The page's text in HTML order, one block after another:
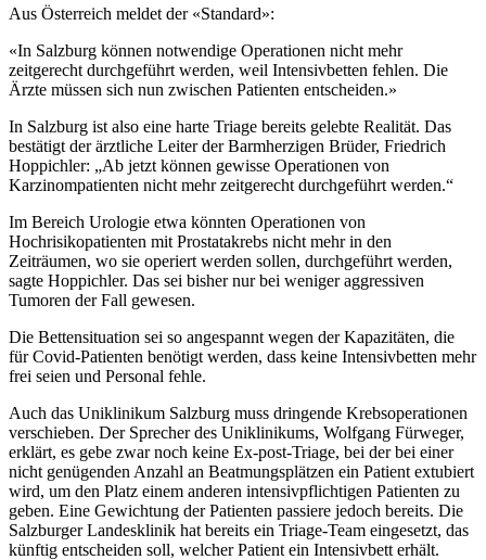
Aus Österreich meldet der «Standard»:
«In Salzburg können notwendige Operationen nicht mehr
zeitgerecht durchgeführt werden, weil Intensivbetten fehlen. Die
Ärzte müssen sich nun zwischen Patienten entscheiden.»
In Salzburg ist also eine harte Triage bereits gelebte Realität. Das
bestätigt der ärztliche Leiter der Barmherzigen Brüder, Friedrich
Hoppichler: „Ab jetzt können gewisse Operationen von
Karzinompatienten nicht mehr zeitgerecht durchgeführt werden.“
Im Bereich Urologie etwa könnten Operationen von
Hochrisikopatienten mit Prostatakrebs nicht mehr in den
Zeiträumen, wo sie operiert werden sollen, durchgeführt werden,
sagte Hoppichler. Das sei bisher nur bei weniger aggressiven
Tumoren der Fall gewesen.
Die Bettensituation sei so angespannt wegen der Kapazitäten, die
für Covid-Patienten benötigt werden, dass keine Intensivbetten mehr
frei seien und Personal fehle.
Auch das Uniklinikum Salzburg muss dringende Krebsoperationen
verschieben. Der Sprecher des Uniklinikums, Wolfgang Fürweger,
erklärt, es gebe zwar noch keine Ex-post-Triage, bei der bei einer
nicht genügenden Anzahl an Beatmungsplätzen ein Patient extubiert
wird, um den Platz einem anderen intensivpflichtigen Patienten zu
geben. Eine Gewichtung der Patienten passiere jedoch bereits. Die
Salzburger Landesklinik hat bereits ein Triage-Team eingesetzt, das
künftig entscheiden soll, welcher Patient ein Intensivbett erhält.